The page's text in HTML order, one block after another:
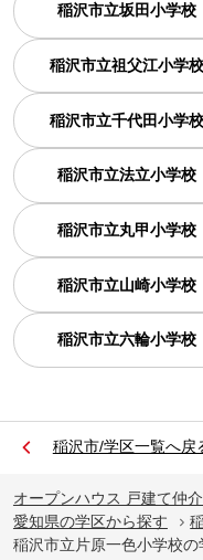
稲沢市立坂田小学校
稲沢市立祖父江小学校
稲沢市立千代田小学校
稲沢市立法立小学校
稲沢市立丸甲小学校
稲沢市立山崎小学校
稲沢市立六輪小学校
稲沢市/学区一覧へ戻
オープンハウス 戸建て仲
愛知県の学区から探す
稲沢市立片原一色小学校